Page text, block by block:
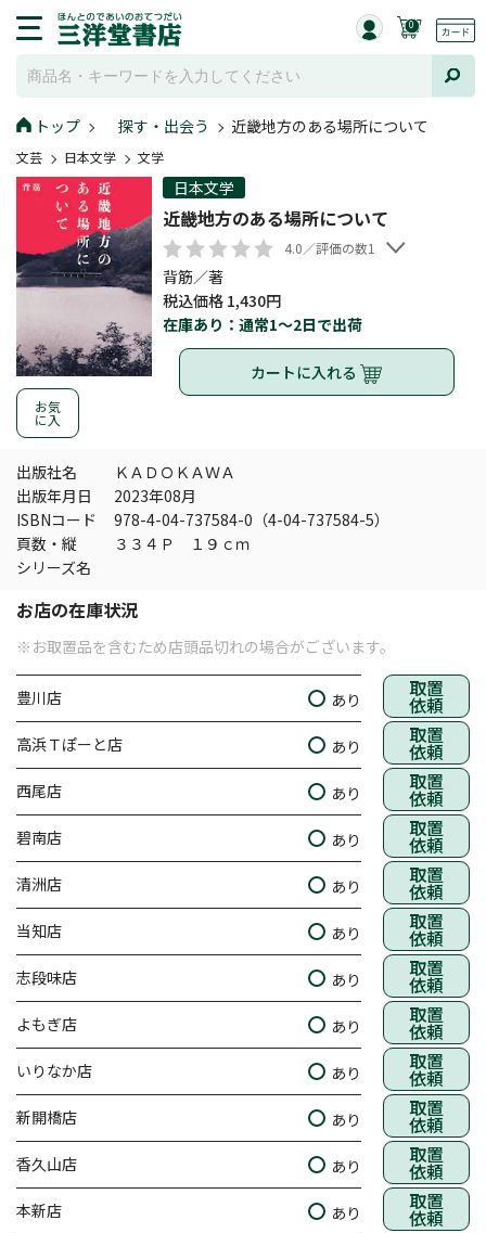
0
トップ 探す・出会う 近畿地方のある場所について
文芸 日本文学 文学
お気
に入
日本文学
近畿地方のある場所について
4.0／評価の数1
背筋／著
税込価格 1,430円
在庫あり：通常1～2日で出荷
カートに入れる
出版社名
ＫＡＤＯＫＡＷＡ
出版年月日
2023年08月
ISBNコード
978-4-04-737584-0（4-04-737584-5）
頁数・縦
３３４Ｐ １９ｃｍ
シリーズ名
お店の在庫状況
※お取置品を含むため店頭品切れの場合がございます。
豊川店 あり 取置
依頼
高浜Ｔぽーと店 あり 取置
依頼
西尾店 あり 取置
依頼
碧南店 あり 取置
依頼
清洲店 あり 取置
依頼
当知店 あり 取置
依頼
志段味店 あり 取置
依頼
よもぎ店 あり 取置
依頼
いりなか店 あり 取置
依頼
新開橋店 あり 取置
依頼
香久山店 あり 取置
依頼
本新店 あり 取置
依頼